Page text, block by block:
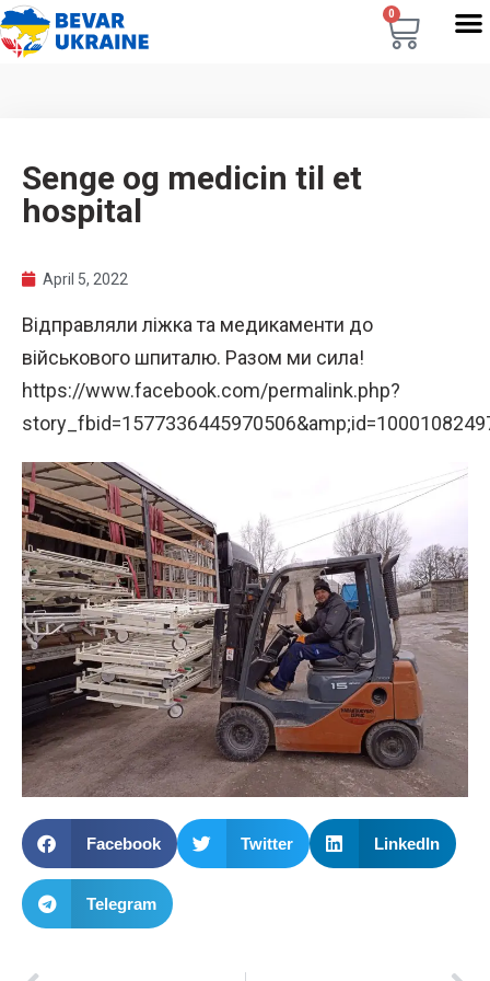
0
Senge og medicin til et
hospital
April 5, 2022
Відправляли ліжка та медикаменти до
військового шпиталю. Разом ми сила!
https://www.facebook.com/permalink.php?
Facebook Twitter LinkedIn
Telegram